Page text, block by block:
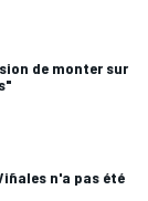
de monter sur
n'a pas été